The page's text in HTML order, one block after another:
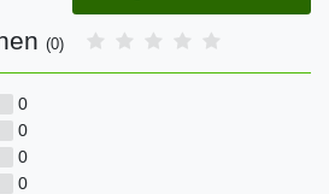
(0)
0
0
0
0